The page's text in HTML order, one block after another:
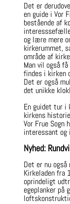
Det er
en guide i Vor
bestående af
og lære mere
kirkerummet,
område af
Man vil også
findes i kirken
Det er også
det unikke
En guidet tur i
kirkens
Vor Frue Sogn
interessant og
Nyhed:
Det er nu
Kirkeladen
oprindeligt
egeplanker på